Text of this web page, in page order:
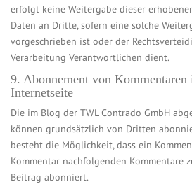
erfolgt keine Weitergabe dieser
Daten an Dritte, sofern eine solche
vorgeschrieben ist oder der
Verarbeitung Verantwortlichen dient.
9. Abonnement von
Internetseite
Die im Blog der TWL Contrado GmbH
können grundsätzlich von Dritten
besteht die Möglichkeit, dass ein
Kommentar nachfolgenden Kommentare
Beitrag abonniert.